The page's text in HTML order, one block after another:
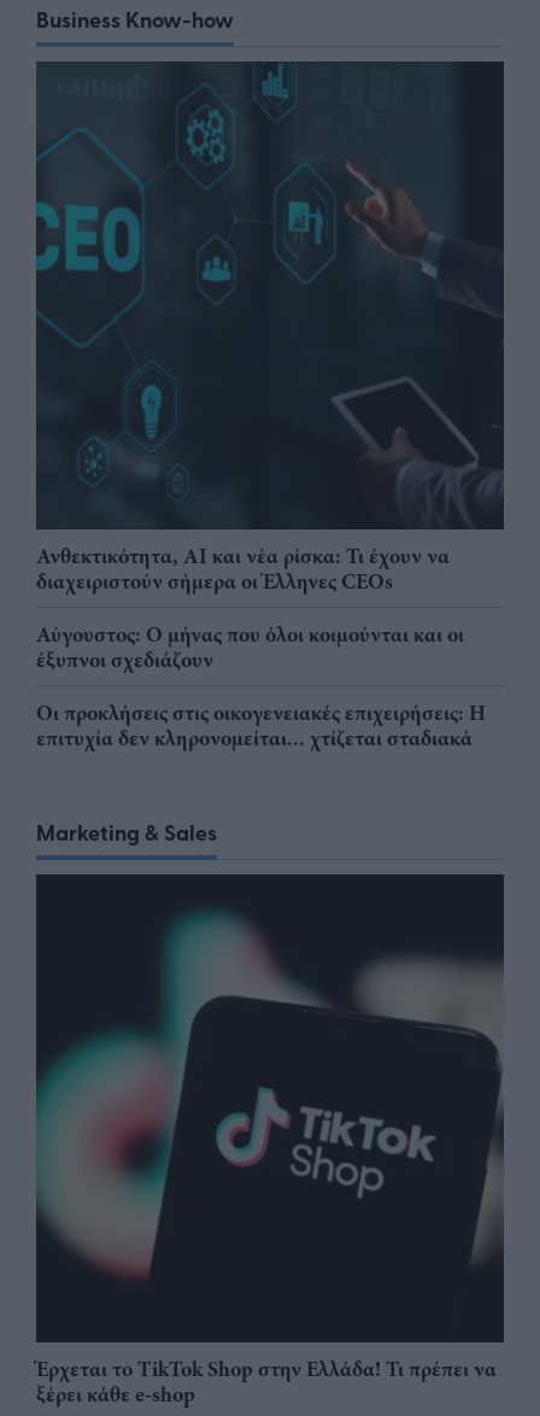
Business Know-how
Ανθεκτικότητα, AI και νέα ρίσκα: Τι έχουν να
διαχειριστούν σήμερα οι Έλληνες CEOs
Αύγουστος: Ο μήνας που όλοι κοιμούνται και οι
έξυπνοι σχεδιάζουν
Οι προκλήσεις στις οικογενειακές επιχειρήσεις: Η
επιτυχία δεν κληρονομείται... χτίζεται σταδιακά
Marketing & Sales
Έρχεται το TikTok Shop στην Ελλάδα! Τι πρέπει να
ξέρει κάθε e-shop